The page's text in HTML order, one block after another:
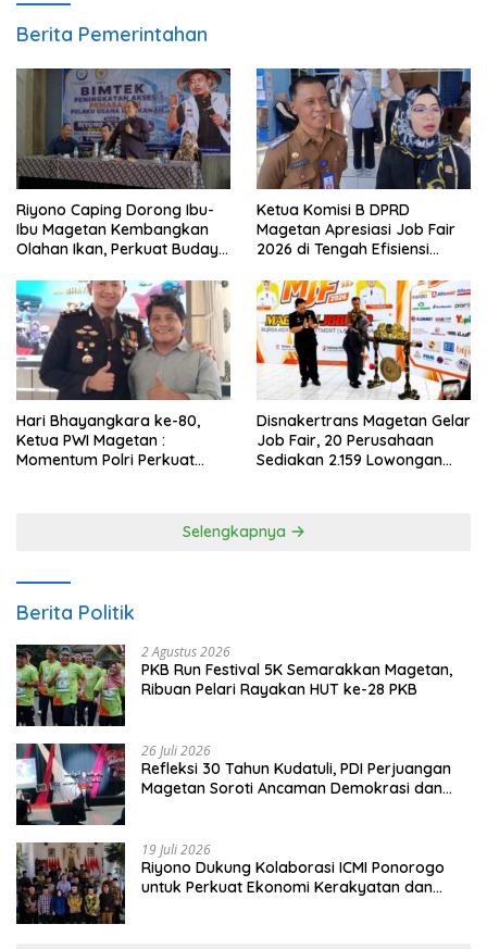
Berita Pemerintahan
Riyono Caping Dorong Ibu-
Ibu Magetan Kembangkan
Olahan Ikan, Perkuat Budaya
Ketua Komisi B DPRD
Magetan Apresiasi Job Fair
2026 di Tengah Efisiensi
Hari Bhayangkara ke-80,
Ketua PWI Magetan :
Momentum Polri Perkuat
Disnakertrans Magetan Gelar
Job Fair, 20 Perusahaan
Sediakan 2.159 Lowongan
Selengkapnya
Berita Politik
2 Agustus 2026
PKB Run Festival 5K Semarakkan Magetan,
Ribuan Pelari Rayakan HUT ke-28 PKB
26 Juli 2026
Refleksi 30 Tahun Kudatuli, PDI Perjuangan
Magetan Soroti Ancaman Demokrasi dan
19 Juli 2026
Riyono Dukung Kolaborasi ICMI Ponorogo
untuk Perkuat Ekonomi Kerakyatan dan